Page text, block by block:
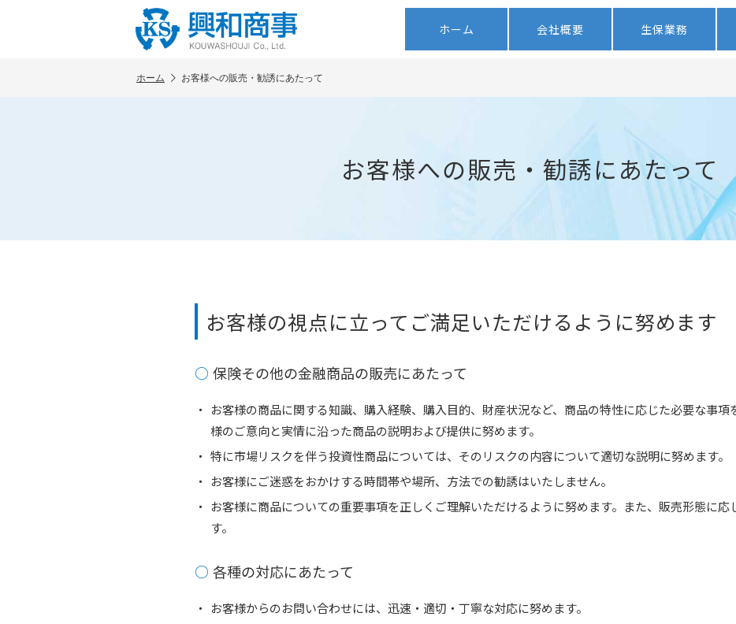
ホーム 会社概要 生保業務
ホーム お客様への販売・勧誘にあたって
お客様への販売・勧誘にあたって
お客様の視点に立ってご満足いただけるように努めます
保険その他の金融商品の販売にあたって
お客様の商品に関する知識、購入経験、購入目的、財産状況など、商品の特性に応じた必要な事項
様のご意向と実情に沿った商品の説明および提供に努めます。
特に市場リスクを伴う投資性商品については、そのリスクの内容について適切な説明に努めます。
お客様にご迷惑をおかけする時間帯や場所、方法での勧誘はいたしません。
お客様に商品についての重要事項を正しくご理解いただけるように努めます。また、販売形態に応
す。
各種の対応にあたって
お客様からのお問い合わせには、迅速・適切・丁寧な対応に努めます。